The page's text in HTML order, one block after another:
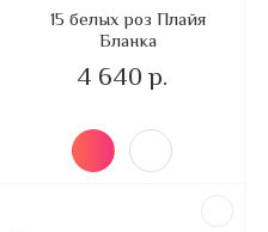
15 белых роз Плайя
Бланка
4 640 р.